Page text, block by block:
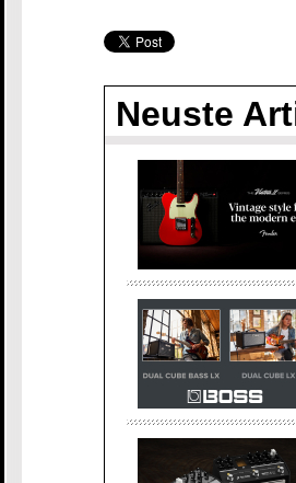
Neuste